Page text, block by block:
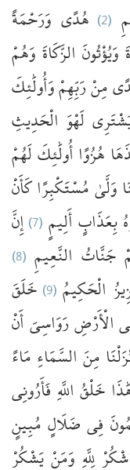
(2) هُدًى وَرَحْمَةً
وَيُؤْتُونَ الزَّكَاةَوَهُمْ
مِنْرَبِّهِمْوَأُولَٰئِكَ
لَهْوَ الْحَدِيثِ
هُزُوًاأُولَٰئِكَلَهُمْ
وَلَّىٰمُسْتَكْبِرًاكَأَنْ
بِعَذَابٍأَلِيمٍ(7) إِنَّ
جَنَّاتُ النَّعِيمِ (8)
الْحَكِيمُ(9) خَلَقَ
الْأَرْضِرَوَاسِيَأَنْ
مِنَالسَّمَاءِمَاءً
خَلْقُاللَّهِفَأَرُونِي
فِي ضَلَالٍمُبِينٍ
لِلَّهِ وَمَنْيَشْكُرْ